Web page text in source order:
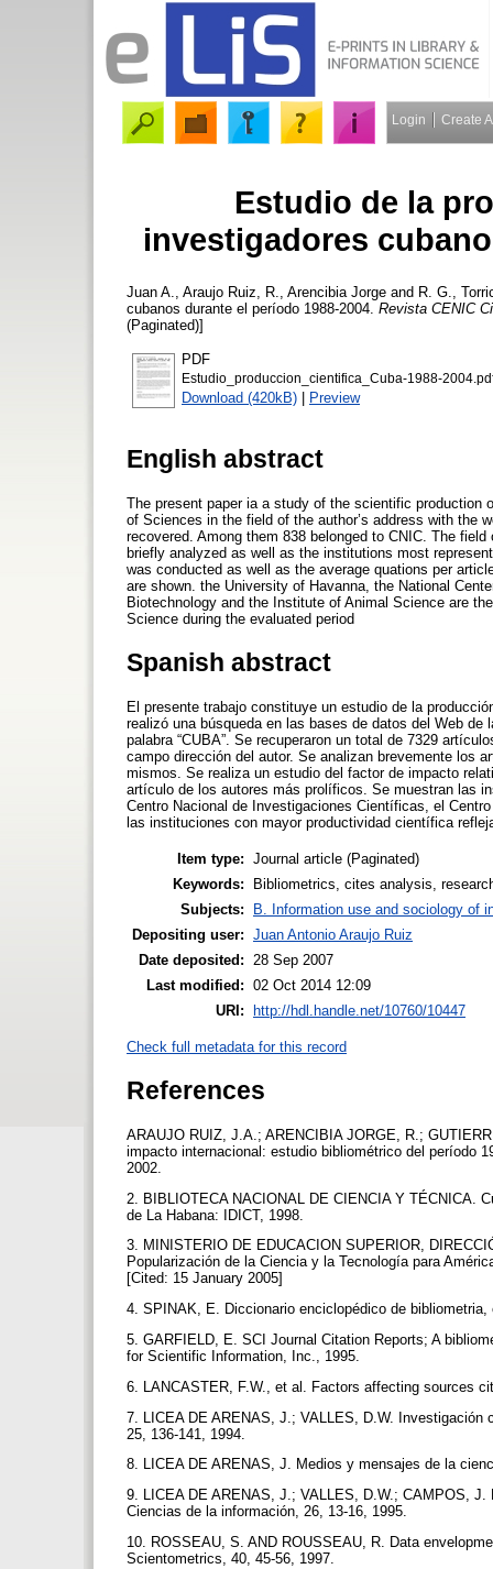
Login Create
Estudio de la
investigadores
Juan A., Araujo Ruiz R., Arencibia Jorge and R. G.,
cubanos durante el período 1988-2004. Revista CENIC
(Paginated)]
PDF
Estudio_produccion_cientifica_Cuba-1988-
Download (420kB) | Preview
English abstract
The present paper ia a study of the scientific production
of Sciences in the field of the author’s address with the
recovered. Among them 838 belonged to CNIC. The
briefly analyzed as well as the institutions most
was conducted as well as the average quations per
are shown. the University of Havanna, the National
Biotechnology and the Institute of Animal Science are
Science during the evaluated period
Spanish abstract
El presente trabajo constituye un estudio de la
realizó una búsqueda en las bases de datos del Web
palabra “CUBA”. Se recuperaron un total de 7329
campo dirección del autor. Se analizan brevemente los
mismos. Se realiza un estudio del factor de impacto
artículo de los autores más prolíficos. Se muestran las
Centro Nacional de Investigaciones Científicas, el
las instituciones con mayor productividad científica
Item type: Journal article (Paginated)
Keywords:
Bibliometrics, cites analysis,
Subjects:
B. Information use and sociology of
Depositing user: Juan Antonio Araujo Ruiz
Date deposited:
28 Sep 2007
Last modified: 02 Oct 2014 12:09
URI:
http://hdl.handle.net/10760/10447
Check full metadata for this record
References
ARAUJO RUIZ, J.A.; ARENCIBIA JORGE, R.;
impacto internacional: estudio bibliométrico del período
2002.
2. BIBLIOTECA NACIONAL DE CIENCIA Y TÉCNICA.
de La Habana: IDICT, 1998.
3. MINISTERIO DE EDUCACION SUPERIOR,
Popularización de la Ciencia y la Tecnología para
[Cited: 15 January 2005]
4. SPINAK, E. Diccionario enciclopédico de
5. GARFIELD, E. SCI Journal Citation Reports; A
for Scientific Information, Inc., 1995.
6. LANCASTER, F.W., et al. Factors affecting sources
7. LICEA DE ARENAS, J.; VALLES, D.W. Investigación
25, 136-141, 1994.
8. LICEA DE ARENAS, J. Medios y mensajes de la
9. LICEA DE ARENAS, J.; VALLES, D.W.; CAMPOS,
Ciencias de la información, 26, 13-16, 1995.
10. ROSSEAU, S. AND ROUSSEAU, R. Data
Scientometrics, 40, 45-56, 1997.